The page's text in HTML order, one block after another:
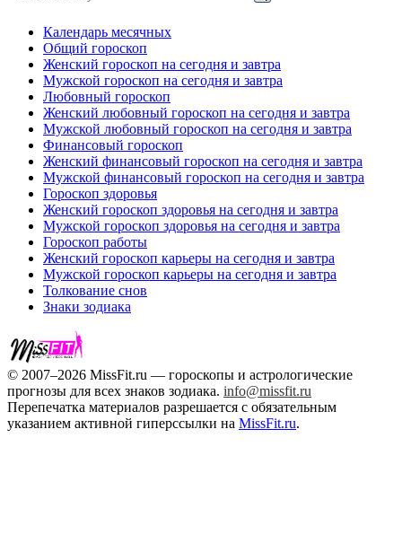
Календарь месячных
Общий гороскоп
Женский гороскоп на сегодня и завтра
Мужской гороскоп на сегодня и завтра
Любовный гороскоп
Женский любовный гороскоп на сегодня и завтра
Мужской любовный гороскоп на сегодня и завтра
Финансовый гороскоп
Женский финансовый гороскоп на сегодня и завтра
Мужской финансовый гороскоп на сегодня и завтра
Гороскоп здоровья
Женский гороскоп здоровья на сегодня и завтра
Мужской гороскоп здоровья на сегодня и завтра
Гороскоп работы
Женский гороскоп карьеры на сегодня и завтра
Мужской гороскоп карьеры на сегодня и завтра
Толкование снов
Знаки зодиака
© 2007–2026 MissFit.ru — гороскопы и астрологические
прогнозы для всех знаков зодиака. info@missfit.ru
Перепечатка материалов разрешается с обязательным
указанием активной гиперссылки на MissFit.ru.